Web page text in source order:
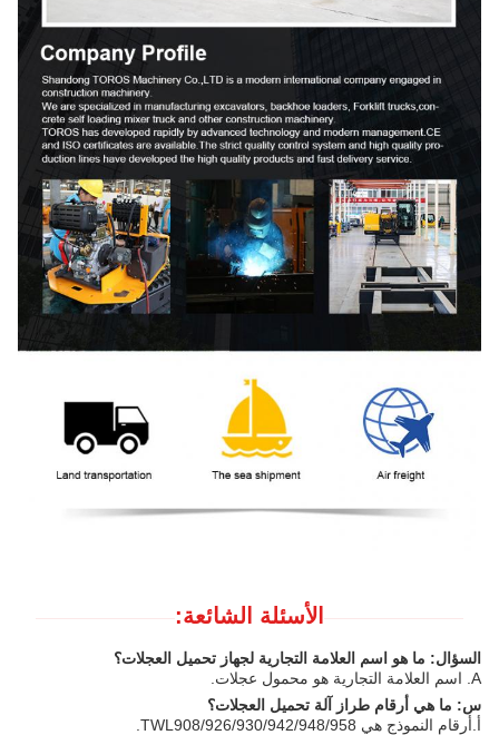
الأسئلة الشائعة:
السؤال: ما هو اسم العلامة التجارية لجهاز تحميل العجلات؟
A. اسم العلامة التجارية هو محمول عجلات.
س: ما هي أرقام طراز آلة تحميل العجلات؟
أ.أرقام النموذج هي TWL908/926/930/942/948/958.